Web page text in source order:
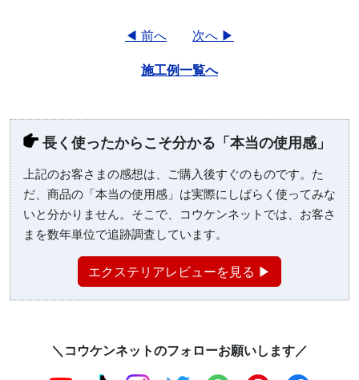
◀ 前へ
次へ ▶
施工例一覧へ
長く使ったからこそ分かる「本当の使用感」
上記のお客さまの感想は、ご購入後すぐのものです。た
だ、商品の「本当の使用感」は実際にしばらく使ってみな
いと分かりません。そこで、コウケンネットでは、お客さ
まを数年単位で追跡調査しています。
エクステリアレビューを見る ▶
＼コウケンネットのフォローお願いします／